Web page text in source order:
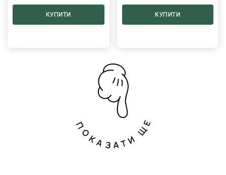
КУПИТИ КУПИТИ
ПОКАЗАТИ ЩЕ